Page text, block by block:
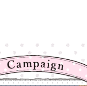
高崎店
大宮店
高崎店
大宮店